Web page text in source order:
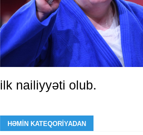
ilk nailiyyəti olub.
HƏMIN KATEQORIYADAN